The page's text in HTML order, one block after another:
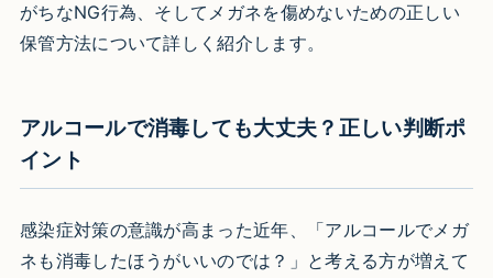
がちなNG行為、そしてメガネを傷めないための正しい
保管方法について詳しく紹介します。
アルコールで消毒しても大丈夫？正しい判断ポ
イント
感染症対策の意識が高まった近年、「アルコールでメガ
ネも消毒したほうがいいのでは？」と考える方が増えて